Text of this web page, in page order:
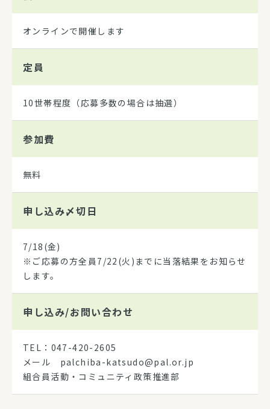
オンラインで開催します
定員
10世帯程度（応募多数の場合は抽選）
参加費
無料
申し込み〆切日
7/18(金)
※ご応募の方全員7/22(火)までに当落結果をお知らせ
します。
申し込み/お問い合わせ
TEL：047-420-2605
メール palchiba-katsudo@pal.or.jp
組合員活動・コミュニティ政策推進部